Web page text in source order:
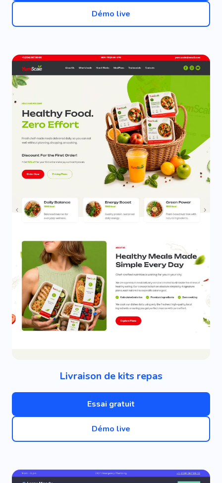
Démo live
Livraison de kits repas
Essai gratuit
Démo live